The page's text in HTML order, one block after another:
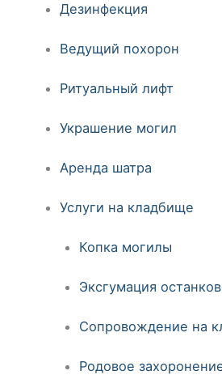
Дезинфекция
Ведущий похорон
Ритуальный лифт
Украшение могил
Аренда шатра
Услуги на кладбище
Копка могилы
Эксгумация останков
Сопровождение на
Родовое